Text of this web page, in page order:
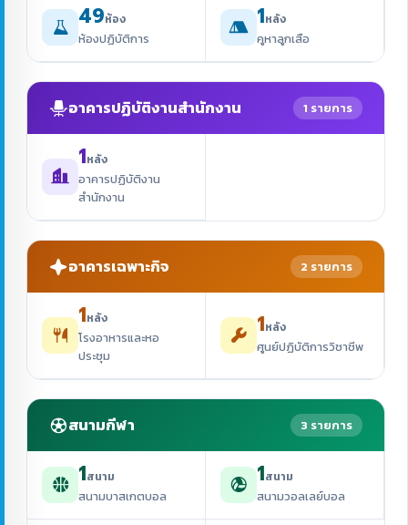
49ห้อง
ห้องปฏิบัติการ
1หลัง
คูหาลูกเสือ
อาคารปฏิบัติงานสำนักงาน 1 รายการ
1หลัง
อาคารปฏิบัติงาน
สำนักงาน
อาคารเฉพาะกิจ 2 รายการ
1หลัง
โรงอาหารและหอ
ประชุม
1หลัง
ศูนย์ปฏิบัติการวิชาชีพ
สนามกีฬา 3 รายการ
1สนาม
สนามบาสเกตบอล
1สนาม
สนามวอลเลย์บอล